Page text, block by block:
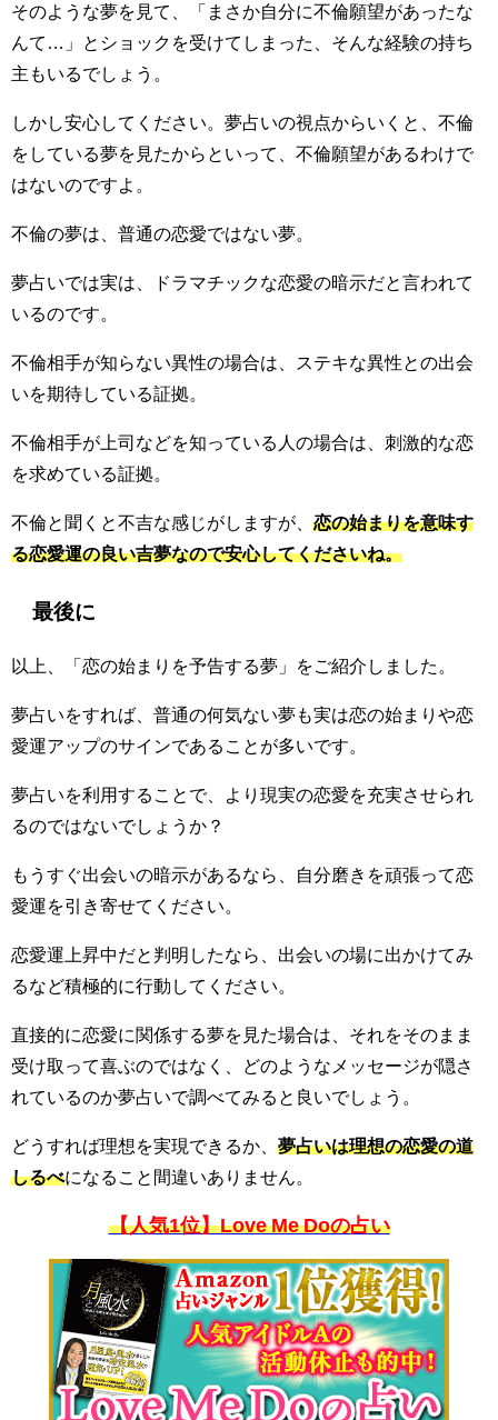
そのような夢を見て、「まさか自分に不倫願望があったな
んて…」とショックを受けてしまった、そんな経験の持ち
主もいるでしょう。
しかし安心してください。夢占いの視点からいくと、不倫
をしている夢を見たからといって、不倫願望があるわけで
はないのですよ。
不倫の夢は、普通の恋愛ではない夢。
夢占いでは実は、ドラマチックな恋愛の暗示だと言われて
いるのです。
不倫相手が知らない異性の場合は、ステキな異性との出会
いを期待している証拠。
不倫相手が上司などを知っている人の場合は、刺激的な恋
を求めている証拠。
不倫と聞くと不吉な感じがしますが、 恋の始まりを意味す
る恋愛運の良い吉夢なので安心してくださいね。
最後に
以上、「恋の始まりを予告する夢」をご紹介しました。
夢占いをすれば、普通の何気ない夢も実は恋の始まりや恋
愛運アップのサインであることが多いです。
夢占いを利用することで、より現実の恋愛を充実させられ
るのではないでしょうか？
もうすぐ出会いの暗示があるなら、自分磨きを頑張って恋
愛運を引き寄せてください。
恋愛運上昇中だと判明したなら、出会いの場に出かけてみ
るなど積極的に行動してください。
直接的に恋愛に関係する夢を見た場合は、それをそのまま
受け取って喜ぶのではなく、どのようなメッセージが隠さ
れているのか夢占いで調べてみると良いでしょう。
どうすれば理想を実現できるか、 夢占いは理想の恋愛の道
しるべになること間違いありません。
【人気1位】Love Me Doの占い